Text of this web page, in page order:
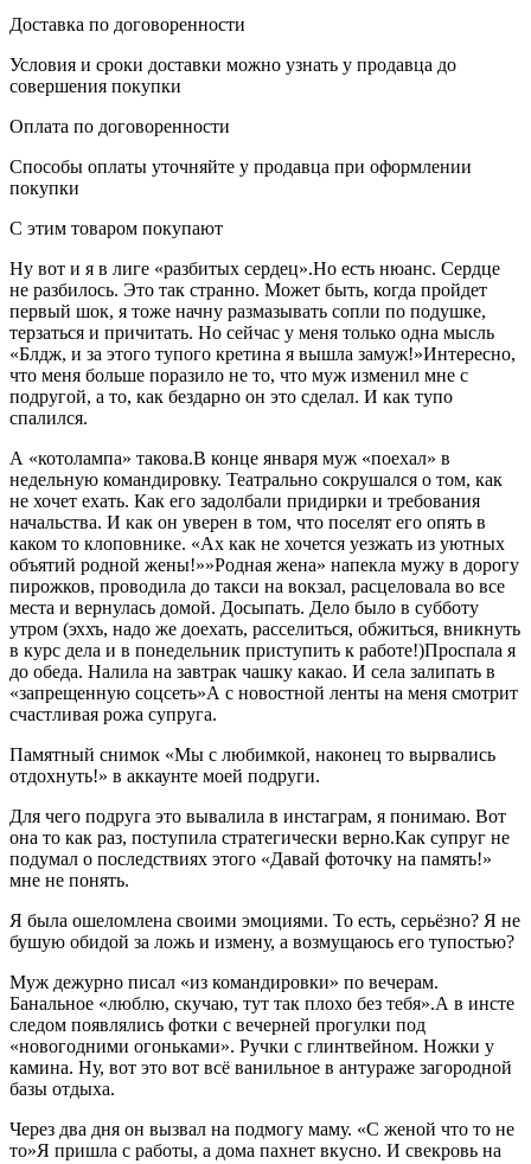
Доставка по договоренности
Условия и сроки доставки можно узнать у продавца до
совершения покупки
Оплата по договоренности
Способы оплаты уточняйте у продавца при оформлении
покупки
С этим товаром покупают
Ну вот и я в лиге «разбитых сердец».Но есть нюанс. Сердце
не разбилось. Это так странно. Может быть, когда пройдет
первый шок, я тоже начну размазывать сопли по подушке,
терзаться и причитать. Но сейчас у меня только одна мысль
«Блдж, и за этого тупого кретина я вышла замуж!»Интересно,
что меня больше поразило не то, что муж изменил мне с
подругой, а то, как бездарно он это сделал. И как тупо
спалился.
А «котолампа» такова.В конце января муж «поехал» в
недельную командировку. Театрально сокрушался о том, как
не хочет ехать. Как его задолбали придирки и требования
начальства. И как он уверен в том, что поселят его опять в
каком то клоповнике. «Ах как не хочется уезжать из уютных
объятий родной жены!»»Родная жена» напекла мужу в дорогу
пирожков, проводила до такси на вокзал, расцеловала во все
места и вернулась домой. Досыпать. Дело было в субботу
утром (эххъ, надо же доехать, расселиться, обжиться, вникнуть
в курс дела и в понедельник приступить к работе!)Проспала я
до обеда. Налила на завтрак чашку какао. И села залипать в
«запрещенную соцсеть»А с новостной ленты на меня смотрит
счастливая рожа супруга.
Памятный снимок «Мы с любимкой, наконец то вырвались
отдохнуть!» в аккаунте моей подруги.
Для чего подруга это вывалила в инстаграм, я понимаю. Вот
она то как раз, поступила стратегически верно.Как супруг не
подумал о последствиях этого «Давай фоточку на память!»
мне не понять.
Я была ошеломлена своими эмоциями. То есть, серьёзно? Я не
бушую обидой за ложь и измену, а возмущаюсь его тупостью?
Муж дежурно писал «из командировки» по вечерам.
Банальное «люблю, скучаю, тут так плохо без тебя».А в инсте
следом появлялись фотки с вечерней прогулки под
«новогодними огоньками». Ручки с глинтвейном. Ножки у
камина. Ну, вот это вот всё ванильное в антураже загородной
базы отдыха.
Через два дня он вызвал на подмогу маму. «С женой что то не
то»Я пришла с работы, а дома пахнет вкусно. И свекровь на